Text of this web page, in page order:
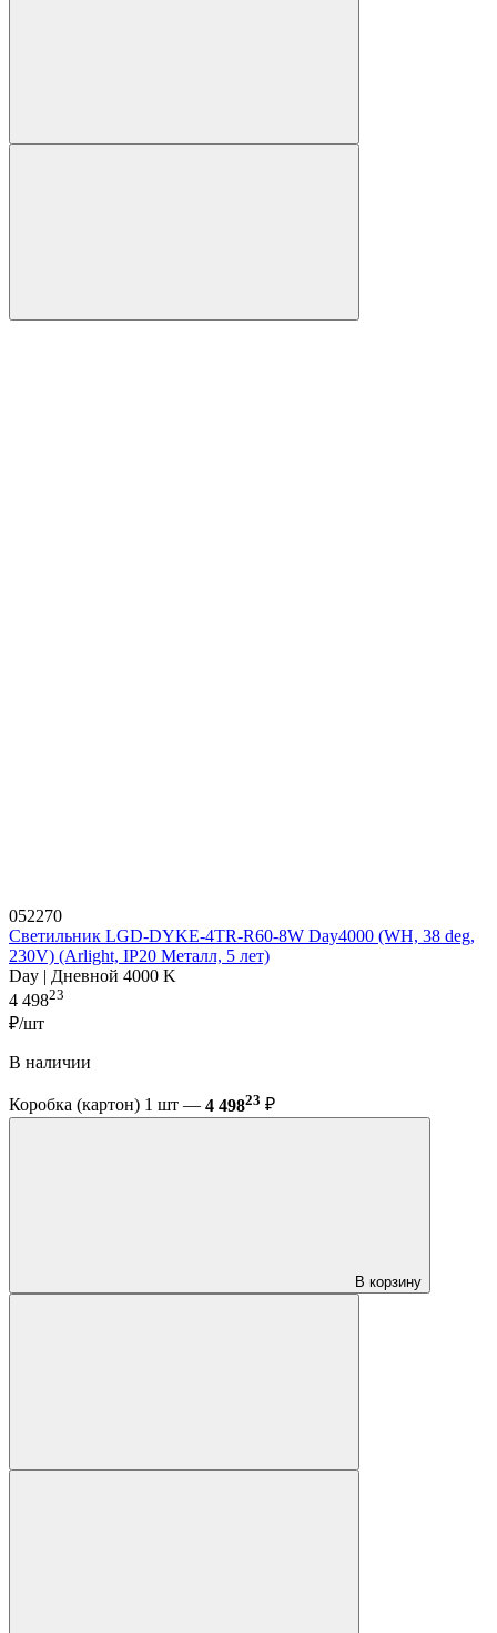
052270
Светильник LGD-DYKE-4TR-R60-8W Day4000 (WH, 38 deg,
230V) (Arlight, IP20 Металл, 5 лет)
Day | Дневной 4000 K
4 49823
₽/шт
В наличии
Коробка (картон) 1 шт — 4 49823 ₽
В корзину